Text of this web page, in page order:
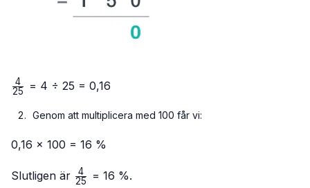
\frac{4}
25
4 = 4 ÷ 25 = 0,16
Genom att multiplicera med 100 får vi:
0,16 × 100 = 16 %
Slutligen är \frac{4}
25
4 = 16 %.